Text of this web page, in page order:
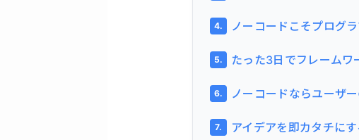
ノーコードこそプログ
たった3日でフレームワ
ノーコードならユーザ
アイデアを即カタチに